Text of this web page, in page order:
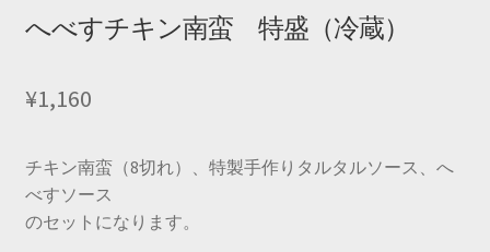
へべすチキン南蛮 特盛（冷蔵）
¥1,160
チキン南蛮（8切れ）、特製手作りタルタルソース、へ
べすソース
のセットになります。